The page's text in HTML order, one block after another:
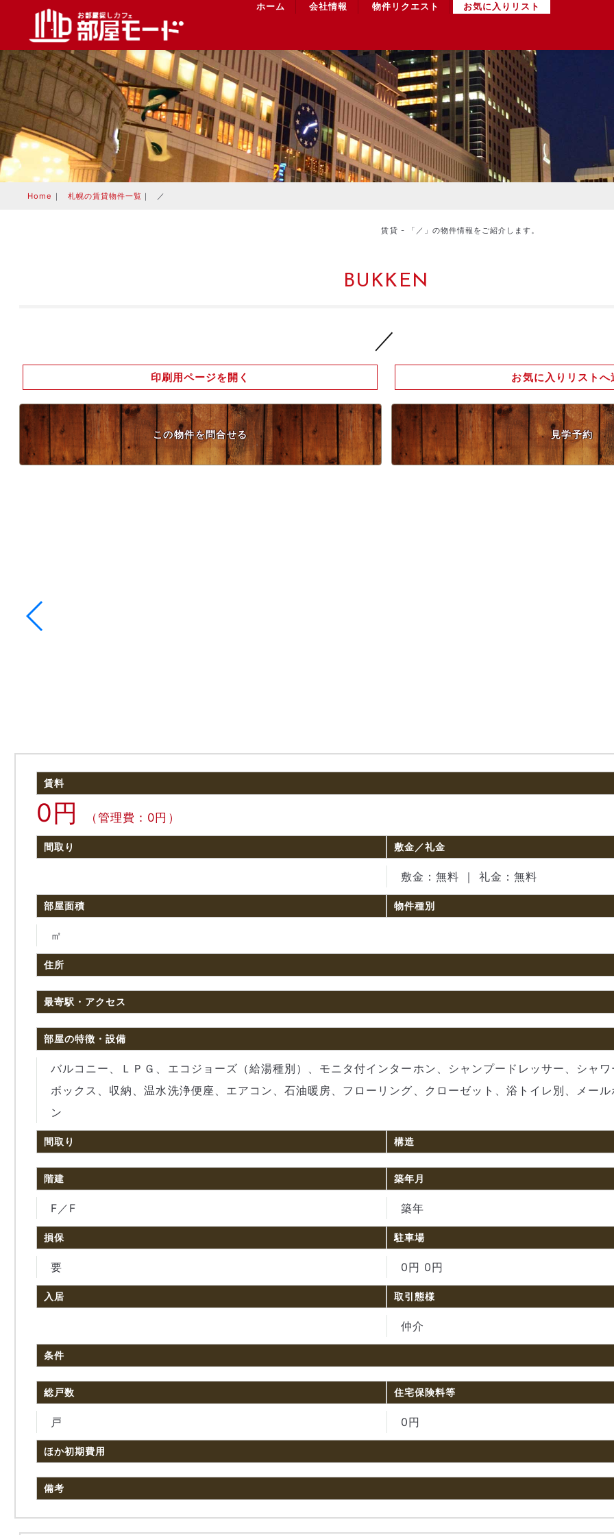
ホーム 会社情報 物件リクエスト お気に入りリスト
Home ｜ 札幌の賃貸物件一覧 ｜ ／
賃貸 - 「／」の物件情報をご紹介します。
BUKKEN
／
印刷用ページを開く お気に入りリストへ
この物件を問合せる 見学予約
賃料
0円 （管理費：0円）
間取り 敷金／礼金
敷金：無料 ｜ 礼金：無料
部屋面積
㎡
物件種別
住所
最寄駅・アクセス
部屋の特徴・設備
バルコニー、ＬＰＧ、エコジョーズ（給湯種別）、モニタ付インターホン、シャンプードレッサー、シャ
ボックス、収納、温水洗浄便座、エアコン、石油暖房、フローリング、クローゼット、浴トイレ別、メー
ン
間取り 構造
階建
F／F
築年月
築年
損保
要
駐車場
0円 0円
入居 取引態様
仲介
条件
総戸数
戸
住宅保険料等
0円
ほか初期費用
備考